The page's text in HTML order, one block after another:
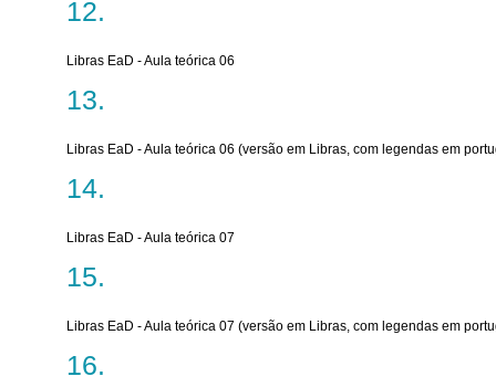
Libras EaD - Aula teórica 06
Libras EaD - Aula teórica 06 (versão em Libras, com legendas em
Libras EaD - Aula teórica 07
Libras EaD - Aula teórica 07 (versão em Libras, com legendas em